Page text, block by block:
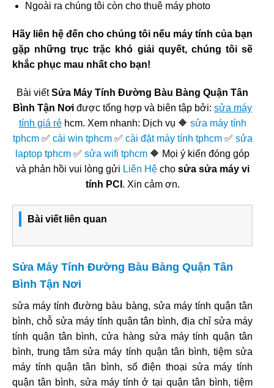
Ngoài ra chúng tôi còn cho thuê máy photo
Hãy liên hệ đến cho chúng tôi nếu máy tính của bạn
gặp những trục trặc khó giải quyết, chúng tôi sẽ
khắc phục mau nhất cho bạn!
Bài viếtSửa Máy Tính Đường Bàu Bàng Quận Tân
Bình Tận Nơi được tổng hợp và biên tập bởi: sửa máy
tính giá rẻhcm. Xem nhanh: Dịch vụ 🔶 sửa máy tính
tphcm✅ cài win tphcm✅ cài đặt máy tính tphcm✅ sửa
laptop tphcm ✅ sửa wifi tphcm 🔶 Mọi ý kiến đóng góp
và phản hồi vui lòng gửi Liên Hệcho sửa sửa máy vi
tính PCI . Xin cảm ơn.
Bài viết liên quan
Sửa Máy Tính Đường Bàu Bàng Quận Tân
Bình Tận Nơi
sửa máy tính đường bàu bàng, sửa máy tính quận tân
bình, chỗ sửa máy tính quận tân bình, địa chỉ sửa máy
tính quận tân bình, cửa hàng sửa máy tính quận tân
bình, trung tâm sửa máy tính quận tân bình, tiệm sửa
máy tính quận tân bình, số điện thoại sửa máy tính
quận tân bình, sửa máy tính ở tại quận tân bình, tiệm